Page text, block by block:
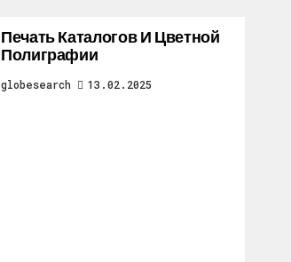
Печать Каталогов И Цветной
Полиграфии
globesearch 13.02.2025